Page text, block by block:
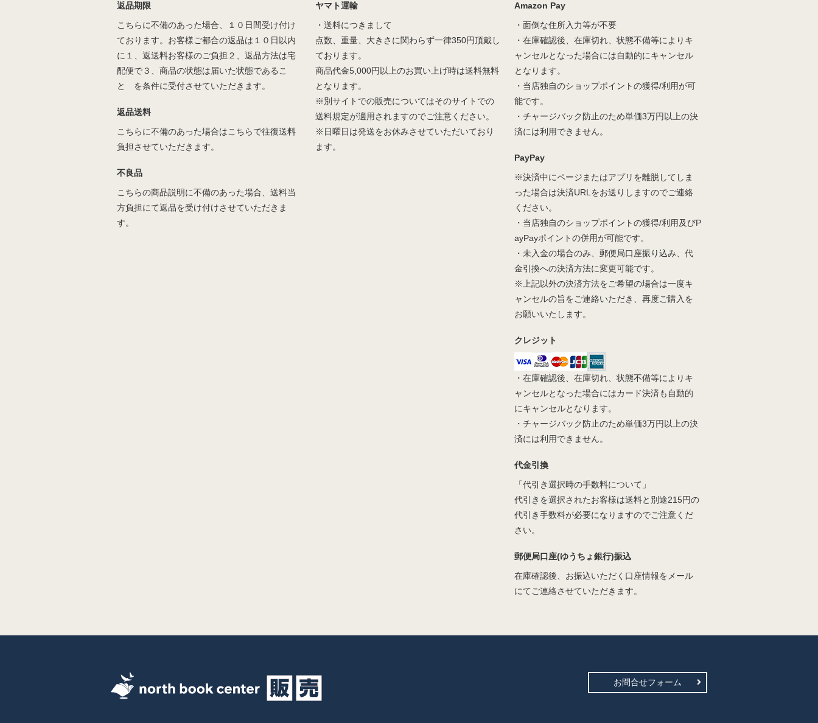
返品期限
こちらに不備のあった場合、１０日間受け付け
ております。お客様ご都合の返品は１０日以内
に１、返送料お客様のご負担２、返品方法は宅
配便で３、商品の状態は届いた状態であるこ
と を条件に受付させていただきます。
返品送料
こちらに不備のあった場合はこちらで往復送料
負担させていただきます。
不良品
こちらの商品説明に不備のあった場合、送料当
方負担にて返品を受け付けさせていただきま
す。
ヤマト運輸
・送料につきまして
点数、重量、大きさに関わらず一律350円頂戴し
ております。
商品代金5,000円以上のお買い上げ時は送料無料
となります。
※別サイトでの販売についてはそのサイトでの
送料規定が適用されますのでご注意ください。
※日曜日は発送をお休みさせていただいており
ます。
Amazon Pay
・面倒な住所入力等が不要
・在庫確認後、在庫切れ、状態不備等によりキ
ャンセルとなった場合には自動的にキャンセル
となります。
・当店独自のショップポイントの獲得/利用が可
能です。
・チャージバック防止のため単価3万円以上の決
済には利用できません。
PayPay
※決済中にページまたはアプリを離脱してしま
った場合は決済URLをお送りしますのでご連絡
ください。
・当店独自のショップポイントの獲得/利用及びP
ayPayポイントの併用が可能です。
・未入金の場合のみ、郵便局口座振り込み、代
金引換への決済方法に変更可能です。
※上記以外の決済方法をご希望の場合は一度キ
ャンセルの旨をご連絡いただき、再度ご購入を
お願いいたします。
クレジット
・在庫確認後、在庫切れ、状態不備等によりキ
ャンセルとなった場合にはカード決済も自動的
にキャンセルとなります。
・チャージバック防止のため単価3万円以上の決
済には利用できません。
代金引換
「代引き選択時の手数料について」
代引きを選択されたお客様は送料と別途215円の
代引き手数料が必要になりますのでご注意くだ
さい。
郵便局口座(ゆうちょ銀行)振込
在庫確認後、お振込いただく口座情報をメール
にてご連絡させていただきます。
お問合せフォーム